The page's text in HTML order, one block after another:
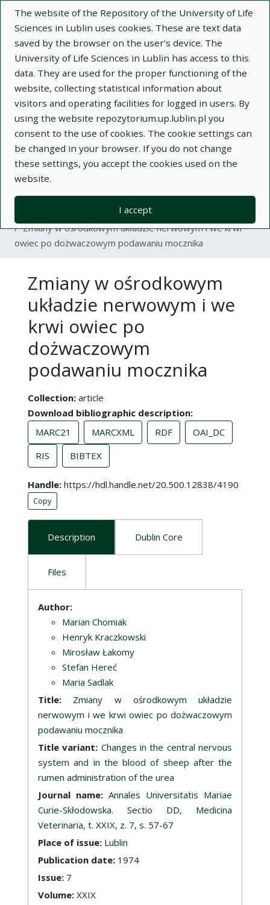
The website of the Repository of the University of Life
Sciences in Lublin uses cookies. These are text data
saved by the browser on the user's device. The
University of Life Sciences in Lublin has access to this
data. They are used for the proper functioning of the
website, collecting statistical information about
visitors and operating facilities for logged in users. By
using the website repozytorium.up.lublin.pl you
consent to the use of cookies. The cookie settings can
be changed in your browser. If you do not change
these settings, you accept the cookies used on the
website.
I accept
Repository of University of Life Sciences
in Lublin
Zmiany w ośrodkowym układzie nerwowym i we krwi
owiec po dożwaczowym podawaniu mocznika
Zmiany w ośrodkowym
układzie nerwowym i we
krwi owiec po
dożwaczowym
podawaniu mocznika
Collection article
Download bibliographic description
MARC21
MARCXML RDF
OAI_DC
RIS
BIBTEX
Handle https://hdl.handle.net/20.500.12838/4190
Copy
Description Dublin Core
Files
Description
Author:
Marian Chomiak
Henryk Kraczkowski
Mirosław Łakomy
Stefan Hereć
Maria Sadlak
Title: Zmiany w ośrodkowym układzie
nerwowym i we krwi owiec po dożwaczowym
podawaniu mocznika
Title variant: Changes in the central nervous
system and in the blood of sheep after the
rumen administration of the urea
Journal name: Annales Universitatis Mariae
Curie-Skłodowska. Sectio DD, Medicina
Veterinaria, t. XXIX, z. 7, s. 57-67
Place of issue: Lublin
Publication date: 1974
Issue: 7
Volume: XXIX